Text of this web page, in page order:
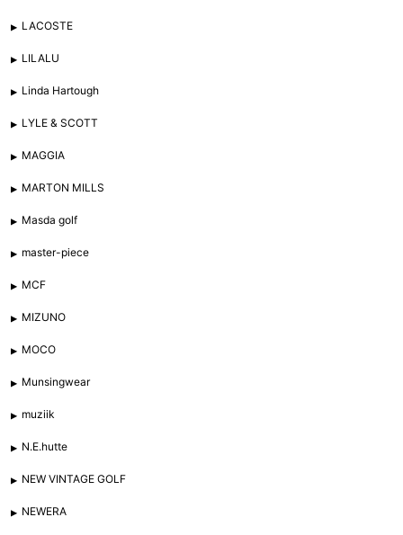
LACOSTE
LILALU
Linda Hartough
LYLE & SCOTT
MAGGIA
MARTON MILLS
Masda golf
master-piece
MCF
MIZUNO
MOCO
Munsingwear
muziik
N.E.hutte
NEW VINTAGE GOLF
NEWERA